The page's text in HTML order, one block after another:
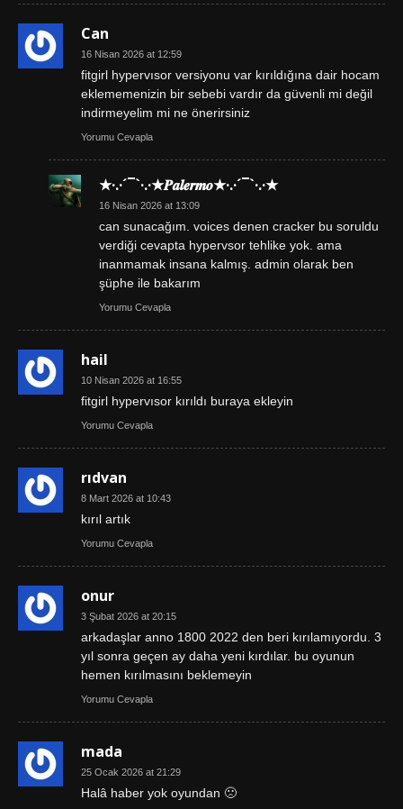
Can
16 Nisan 2026 at 12:59
fitgirl hypervısor versiyonu var kırıldığına dair hocam
eklememenizin bir sebebi vardır da güvenli mi değil
indirmeyelim mi ne önerirsiniz
Yorumu Cevapla
★·.·´¯`·.·★𝑷𝒂𝒍𝒆𝒓𝒎𝒐★·.·´¯`·.·★
16 Nisan 2026 at 13:09
can sunacağım. voices denen cracker bu soruldu
verdiği cevapta hypervsor tehlike yok. ama
inanmamak insana kalmış. admin olarak ben
şüphe ile bakarım
Yorumu Cevapla
hail
10 Nisan 2026 at 16:55
fitgirl hypervısor kırıldı buraya ekleyin
Yorumu Cevapla
rıdvan
8 Mart 2026 at 10:43
kırıl artık
Yorumu Cevapla
onur
3 Şubat 2026 at 20:15
arkadaşlar anno 1800 2022 den beri kırılamıyordu. 3
yıl sonra geçen ay daha yeni kırdılar. bu oyunun
hemen kırılmasını beklemeyin
Yorumu Cevapla
mada
25 Ocak 2026 at 21:29
Halâ haber yok oyundan 🙁